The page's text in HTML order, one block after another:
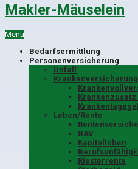
Makler-Mäuselein
Menu
Bedarfsermittlung
Personenversicherung
Unfall
Krankenversicherung
Krankenzusatz
Leben/Rente
BAV
Kapitalleben
Riesterrente